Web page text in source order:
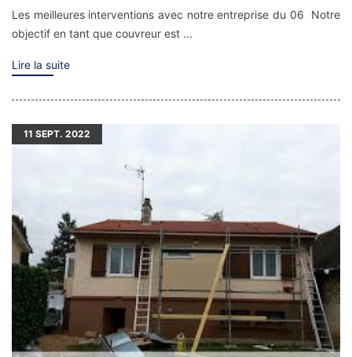
Les meilleures interventions avec notre entreprise du 06 Notre
objectif en tant que couvreur est ...
Lire la suite
11 SEPT. 2022